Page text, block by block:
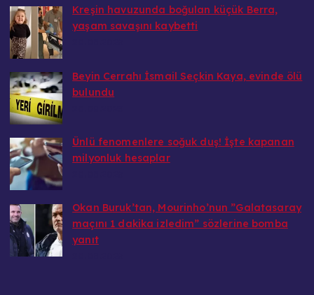
Kreşin havuzunda boğulan küçük Berra,
yaşam savaşını kaybetti
Beyin Cerrahı İsmail Seçkin Kaya, evinde ölü
bulundu
Ünlü fenomenlere soğuk duş! İşte kapanan
milyonluk hesaplar
Okan Buruk’tan, Mourinho’nun ”Galatasaray
maçını 1 dakika izledim” sözlerine bomba
yanıt